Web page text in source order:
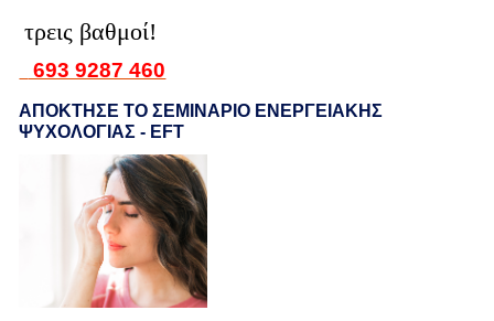
τρεις βαθμοί!
693 9287 460
ΑΠΟΚΤΗΣΕ ΤΟ ΣΕΜΙΝΑΡΙΟ ΕΝΕΡΓΕΙΑΚΗΣ
ΨΥΧΟΛΟΓΙΑΣ - EFT